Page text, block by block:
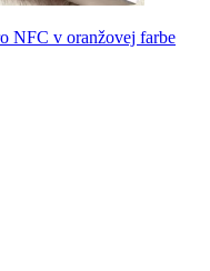
NFC v oranžovej farbe